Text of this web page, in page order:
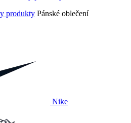
produkty Pánské oblečení
Nike